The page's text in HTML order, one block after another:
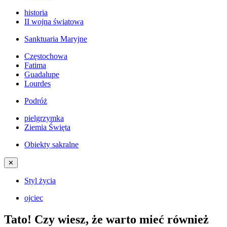
historia
II wojna światowa
Sanktuaria Maryjne
Częstochowa
Fatima
Guadalupe
Lourdes
Podróż
pielgrzymka
Ziemia Święta
Obiekty sakralne
✕
Styl życia
ojciec
Tato! Czy wiesz, że warto mieć również